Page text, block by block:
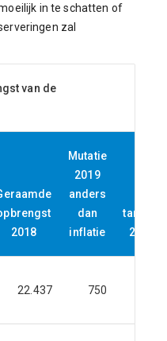
in te schatten of
zal
van de
2018
Mutatie
2019
anders
dan
inflatie
2,25%
22.437 750